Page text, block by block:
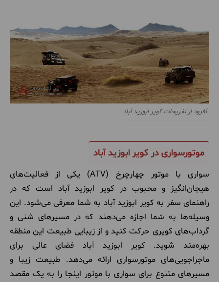
آفرود از تفریحات کویر ابوزید آباد
موتورسواری در کویر ابوزید آباد
سواری با موتور چهارچرخ (ATV) یکی از فعالیت‌های
هیجان‌انگیز و محبوب در کویر ابوزید آباد است که در
راهنمای سفر به کویر ابوزید آباد به شما معرفی می‌شود. این
وسیله‌ها به شما اجازه می‌دهند که در مسیرهای شنی و
گرداب‌های کویری حرکت کنید و از زیبایی طبیعت این منطقه
بهره‌مند شوید. کویر ابوزید آباد فضای عالی برای
ماجراجویی‌های موتورسواری ارائه می‌دهد. طبیعت زیبا و
مسیرهای متنوع برای سواری با موتور اینجا را به یک مقصد